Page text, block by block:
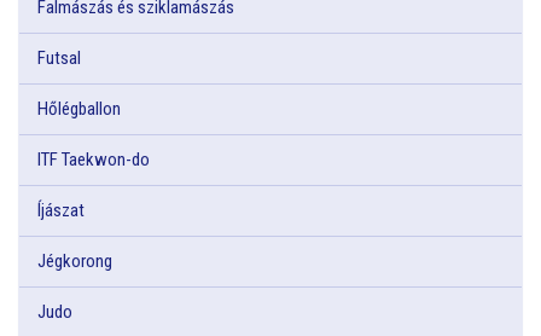
Falmászás és sziklamászás
Futsal
Hőlégballon
ITF Taekwon-do
Íjászat
Jégkorong
Judo